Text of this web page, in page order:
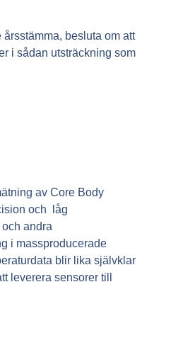
besluta om att
i sådan utsträckning som
av Core Body
och låg
andra
i massproducerade
blir lika självklar
leverera sensorer till